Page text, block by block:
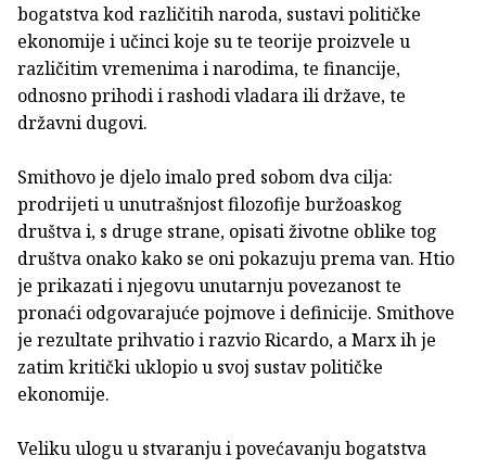
bogatstva kod različitih naroda, sustavi političke
ekonomije i učinci koje su te teorije proizvele u
različitim vremenima i narodima, te financije,
odnosno prihodi i rashodi vladara ili države, te
državni dugovi.
Smithovo je djelo imalo pred sobom dva cilja:
prodrijeti u unutrašnjost filozofije buržoaskog
društva i, s druge strane, opisati životne oblike tog
društva onako kako se oni pokazuju prema van. Htio
je prikazati i njegovu unutarnju povezanost te
pronaći odgovarajuće pojmove i definicije. Smithove
je rezultate prihvatio i razvio Ricardo, a Marx ih je
zatim kritički uklopio u svoj sustav političke
ekonomije.
Veliku ulogu u stvaranju i povećavanju bogatstva